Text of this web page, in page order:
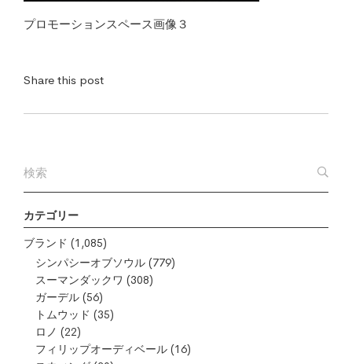
カテゴリー
ブランド (1,085)
シンパシーオブソウル (779)
スーマンダックワ (308)
ガーデル (56)
トムウッド (35)
ロノ (22)
フィリップオーディベール (16)
プロモーションスペース画像３
Share this post